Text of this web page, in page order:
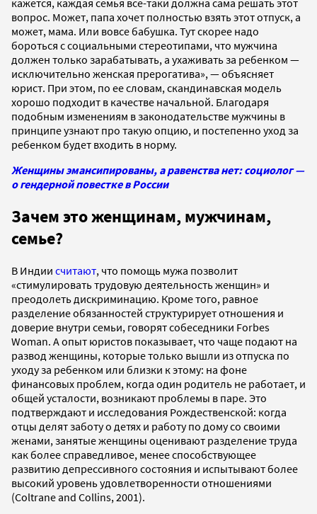
вопрос. Может, папа хочет полностью взять этот отпуск, а
может, мама. Или вовсе бабушка. Тут скорее надо
бороться с социальными стереотипами, что мужчина
должен только зарабатывать, а ухаживать за ребенком —
исключительно женская прерогатива», — объясняет
юрист. При этом, по ее словам, скандинавская модель
хорошо подходит в качестве начальной. Благодаря
подобным изменениям в законодательстве мужчины в
принципе узнают про такую опцию, и постепенно уход за
ребенком будет входить в норму.
Женщины эмансипированы, а равенства нет: социолог —
о гендерной повестке в России
Зачем это женщинам, мужчинам,
семье?
В Индии считают, что помощь мужа позволит
«стимулировать трудовую деятельность женщин» и
преодолеть дискриминацию. Кроме того, равное
разделение обязанностей структурирует отношения и
доверие внутри семьи, говорят собеседники Forbes
Woman. А опыт юристов показывает, что чаще подают на
развод женщины, которые только вышли из отпуска по
уходу за ребенком или близки к этому: на фоне
финансовых проблем, когда один родитель не работает, и
общей усталости, возникают проблемы в паре. Это
подтверждают и исследования Рождественской: когда
отцы делят заботу о детях и работу по дому со своими
женами, занятые женщины оценивают разделение труда
как более справедливое, менее способствующее
развитию депрессивного состояния и испытывают более
высокий уровень удовлетворенности отношениями
(Coltrane and Collins, 2001).